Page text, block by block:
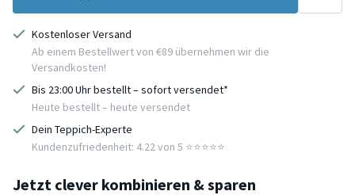
Kostenloser Versand
Ab einem Bestellwert von €89 übernehmen wir die
Versandkosten!
Bis 23:00 Uhr bestellt – sofort versendet*
Heute bestellt – heute versendet
Dein Teppich-Experte
Kundenzufriedenheit: 4.22 von 5 ⭐️⭐️⭐️⭐️⭐️
Jetzt clever kombinieren & sparen